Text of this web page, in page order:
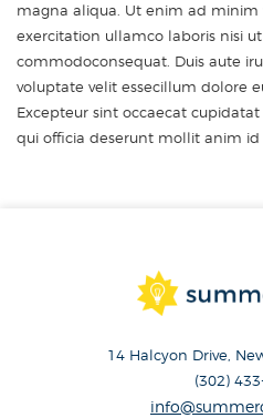
magna aliqua. Ut enim ad minim
exercitation ullamco laboris nisi
commodoconsequat. Duis aute
voluptate velit essecillum dolore
Excepteur sint occaecat
qui officia deserunt mollit anim id
14 Halcyon Drive,
(302)